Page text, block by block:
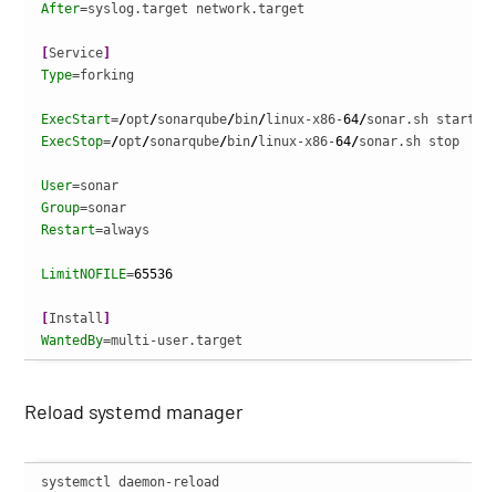
After=syslog.target network.target
[Service
Type=forking
ExecStart=/opt/sonarqube/bin/linux-x86-64/
ExecStop=/opt/sonarqube/bin/linux-x86-64/sonar.sh stop
User
Group
Restart=always
LimitNOFILE=65536
Install
WantedBy=multi-user.target
Reload systemd manager
systemctl daemon-reload